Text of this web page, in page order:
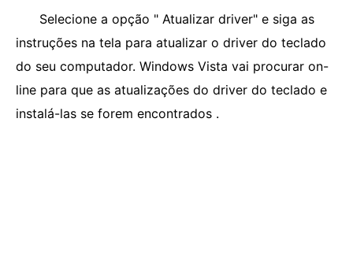
Selecione a opção " Atualizar driver" e siga as
instruções na tela para atualizar o driver do teclado
do seu computador. Windows Vista vai procurar on-
line para que as atualizações do driver do teclado e
instalá-las se forem encontrados .